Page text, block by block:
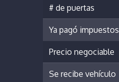
# de puertas
Ya pagó impuestos
Precio negociable
Se recibe vehículo